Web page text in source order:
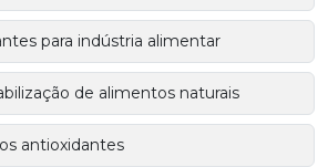
para indústria alimentar
de alimentos naturais
antioxidantes